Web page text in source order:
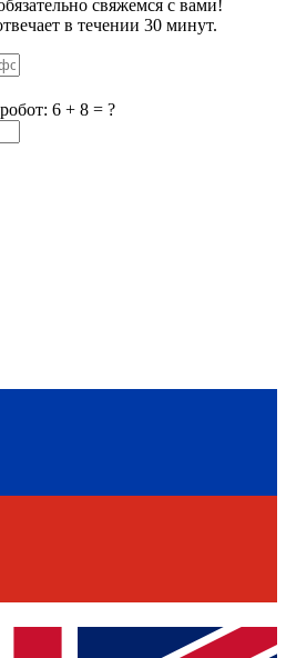
свяжемся с вами!
в течении 30 минут.
6 + 8 = ?